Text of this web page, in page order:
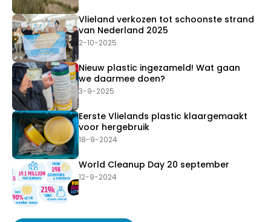
Vlieland verkozen tot schoonste strand
van Nederland 2025
2-10-2025
Nieuw plastic ingezameld! Wat gaan
we daarmee doen?
3-9-2025
Eerste Vlielands plastic klaargemaakt
voor hergebruik
18-9-2024
World Cleanup Day 20 september
12-9-2024